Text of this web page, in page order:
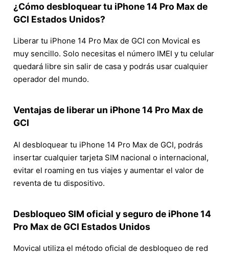
¿Cómo desbloquear tu iPhone 14 Pro Max de
GCI Estados Unidos?
Liberar tu iPhone 14 Pro Max de GCI con Movical es
muy sencillo. Solo necesitas el número IMEI y tu celular
quedará libre sin salir de casa y podrás usar cualquier
operador del mundo.
Ventajas de liberar un iPhone 14 Pro Max de
GCI
Al desbloquear tu iPhone 14 Pro Max de GCI, podrás
insertar cualquier tarjeta SIM nacional o internacional,
evitar el roaming en tus viajes y aumentar el valor de
reventa de tu dispositivo.
Desbloqueo SIM oficial y seguro de iPhone 14
Pro Max de GCI Estados Unidos
Movical utiliza el método oficial de desbloqueo de red